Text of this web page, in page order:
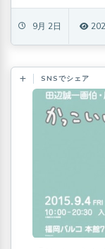
9月 2日 202
SNSでシェア